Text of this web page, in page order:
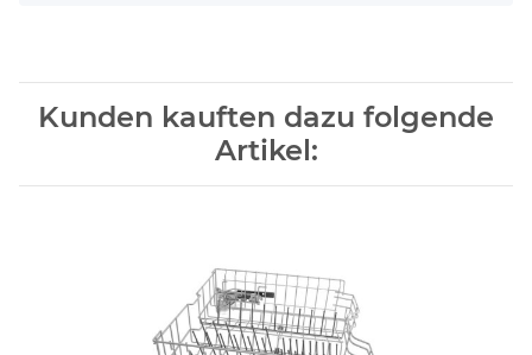
Kunden kauften dazu folgende
Artikel: